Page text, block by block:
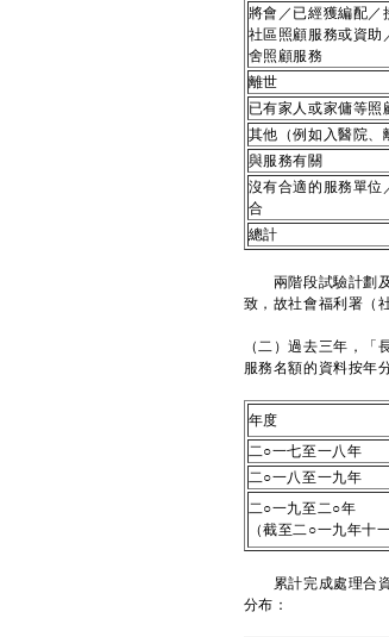
將會／已經獲編配／
社區照顧服務或資助
舍照顧服務
離世
已有家人或家傭等照
其他（例如入醫院、
與服務有關
沒有合適的服務單位
合
總計
兩階段試驗計劃及
致，故社會福利署（
（二）過去三年，
服務名額的資料按年
年度
二○一七至一八年
二○一八至一九年
二○一九至二○年
（截至二○一九年十
累計完成處理合資
分布：